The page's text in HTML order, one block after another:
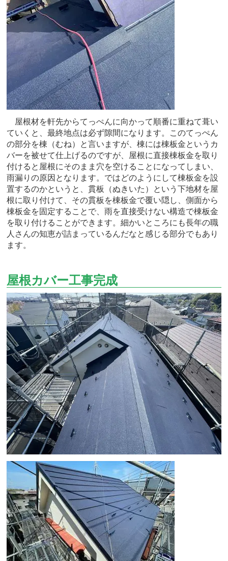
屋根材を軒先からてっぺんに向かって順番に重ねて葺い
ていくと、最終地点は必ず隙間になります。このてっぺん
の部分を棟（むね）と言いますが、棟には棟板金というカ
バーを被せて仕上げるのですが、屋根に直接棟板金を取り
付けると屋根にそのまま穴を空けることになってしまい、
雨漏りの原因となります。ではどのようにして棟板金を設
置するのかというと、貫板（ぬきいた）という下地材を屋
根に取り付けて、その貫板を棟板金で覆い隠し、側面から
棟板金を固定することで、雨を直接受けない構造で棟板金
を取り付けることができます。細かいところにも長年の職
人さんの知恵が詰まっているんだなと感じる部分でもあり
ます。
屋根カバー工事完成